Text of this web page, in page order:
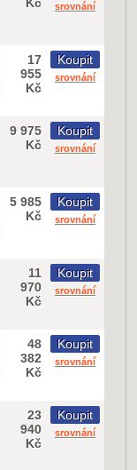
srovnání
17
955
Kč
Koupit
srovnání
9 975
Kč
Koupit
srovnání
5 985
Kč
Koupit
srovnání
11
970
Kč
Koupit
srovnání
48
382
Kč
Koupit
srovnání
23
940
Kč
Koupit
srovnání